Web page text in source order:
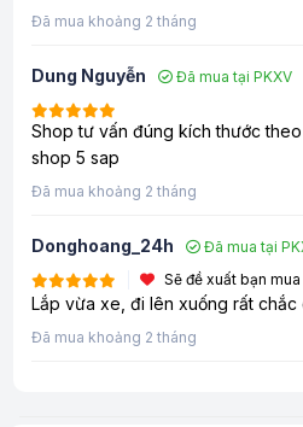
Đã mua khoảng 2 tháng
Dung Nguyễn Đã mua tại PKXV
Shop tư vấn đúng kích thước
shop 5 sap
Đã mua khoảng 2 tháng
Donghoang_24h
Đã mua tại
Sẽ đề xuất bạn
Lắp vừa xe, đi lên xuống rất chắc
Đã mua khoảng 2 tháng